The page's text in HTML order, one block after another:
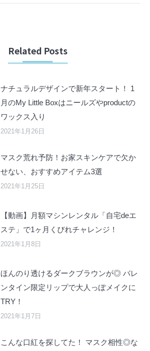
Related Posts
ナチュラルデザインで新年スタート！ 1
月のMy Little Boxはニールズやproductの
ワックス入り
2021年1月26日
マスク荒れ予防！お家スキンケアで欠か
せない、おすすめアイテム3選
2021年1月25日
【動画】月額マシンレンタル「自宅deエ
ステ」で1ヶ月くびれチャレンジ！
2021年1月8日
ほんのり透けるダークブラウンが◎ バレ
ンタイン限定リップで大人っぽメイクに
TRY！
2021年1月7日
こんな口紅を探してた！ マスク相性◎な